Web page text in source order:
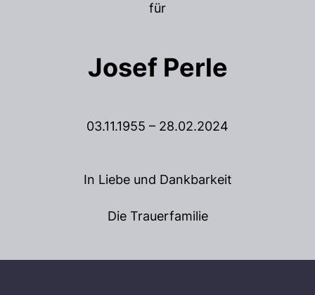
für
Josef Perle
03.11.1955 – 28.02.2024
In Liebe und Dankbarkeit
Die Trauerfamilie